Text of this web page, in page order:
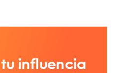
influencia